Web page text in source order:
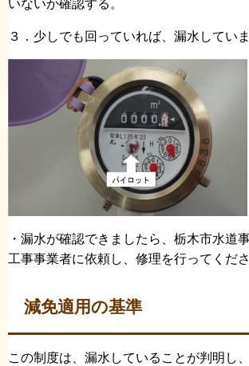
いないか確認する。
３．少しでも回っていれば、漏水していま
・漏水が確認できましたら、栃木市水道
工事事業者に依頼し、修理を行ってくださ
減免適用の基準
この制度は、漏水していることが判明し